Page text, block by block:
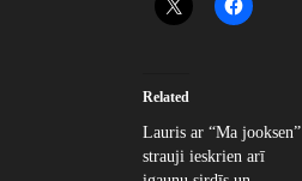
Related
Lauris ar “Ma jooksen”
strauji ieskrien arī